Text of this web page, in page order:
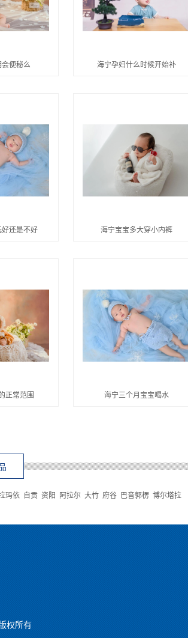
便秘么 海宁孕妇什么时候开始补
还是不好 海宁宝宝多大穿小内裤
正常范围 海宁三个月宝宝喝水
玛依 自贡 资阳 阿拉尔 大竹 府谷 巴音郭楞 博尔塔拉
权所有